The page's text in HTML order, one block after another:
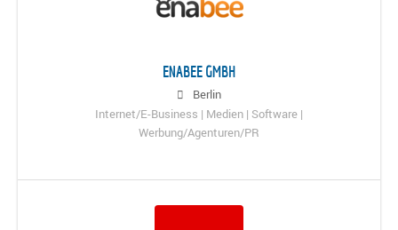
ENABEE GMBH
Berlin
Internet/E-Business | Medien | Software |
Werbung/Agenturen/PR